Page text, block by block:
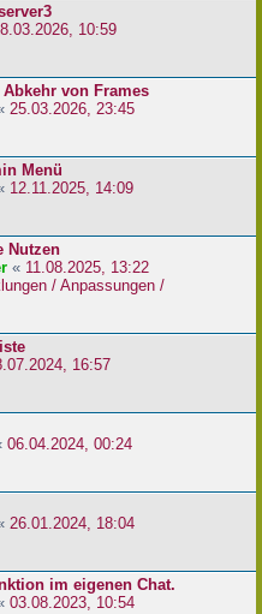
10:59
von Frames
25.03.2026, 23:45
Menü
12.11.2025, 14:09
Nutzen
« 11.08.2025, 13:22
/ Anpassungen /
16:57
06.04.2024, 00:24
26.01.2024, 18:04
im eigenen Chat.
03.08.2023, 10:54